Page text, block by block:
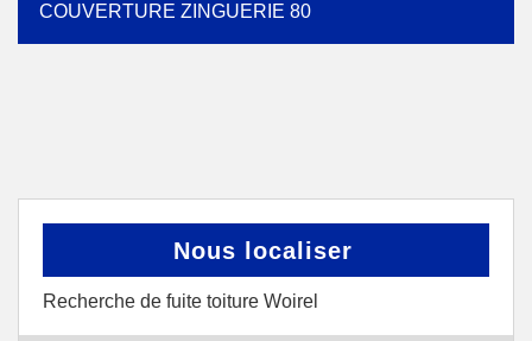
COUVERTURE ZINGUERIE 80
Nous localiser
Recherche de fuite toiture Woirel